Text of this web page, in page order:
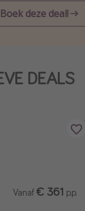
Boek deze deal!
DEALS
Vanaf € 361 p.p.